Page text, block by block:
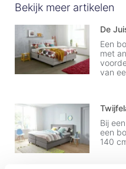
Bekijk meer artikelen
De
Een
met
van
Bij
een
140